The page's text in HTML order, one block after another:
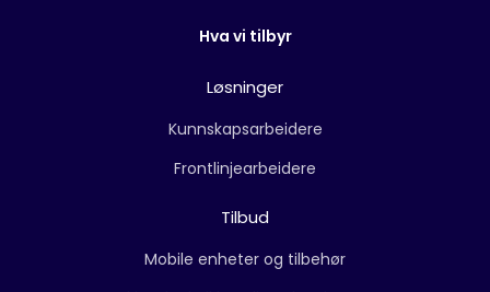
Hva vi tilbyr
Løsninger
Kunnskapsarbeidere
Frontlinjearbeidere
Tilbud
Mobile enheter og tilbehør